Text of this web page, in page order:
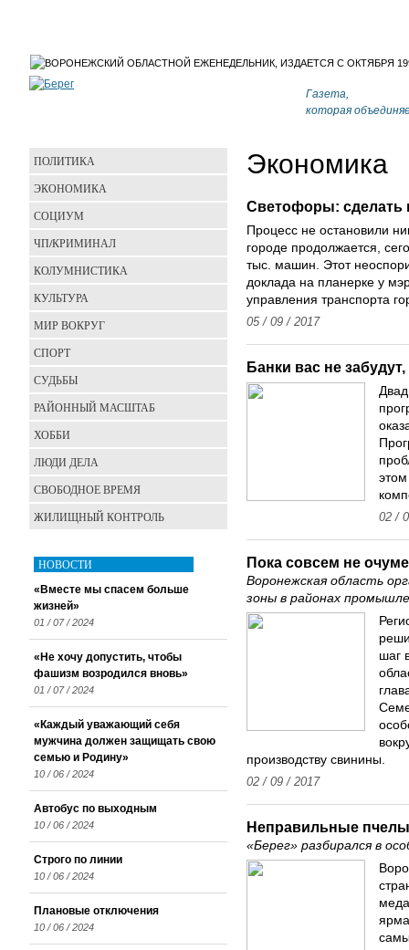
Газета,
которая
Экономика
Светофоры: сделать
Процесс не остановили
городе продолжается,
тыс. машин. Этот
доклада на планерке у
управления транспорта
05 / 09 / 2017
Банки вас не
02 /
Пока совсем не
Воронежская область
зоны в районах
шаг
производству свинины.
02 / 09 / 2017
Неправильные пчелы
«Берег» разбирался в
ПОЛИТИКА
ЭКОНОМИКА
СОЦИУМ
ЧП/КРИМИНАЛ
КОЛУМНИСТИКА
КУЛЬТУРА
МИР ВОКРУГ
СПОРТ
СУДЬБЫ
РАЙОННЫЙ МАСШТАБ
ХОББИ
ЛЮДИ ДЕЛА
СВОБОДНОЕ ВРЕМЯ
ЖИЛИЩНЫЙ КОНТРОЛЬ
НОВОСТИ
«Вместе мы спасем больше
жизней»
01 / 07 / 2024
«Не хочу допустить, чтобы
фашизм возродился вновь»
01 / 07 / 2024
«Каждый уважающий себя
мужчина должен защищать свою
семью и Родину»
10 / 06 / 2024
Автобус по выходным
10 / 06 / 2024
Строго по линии
10 / 06 / 2024
Плановые отключения
10 / 06 / 2024